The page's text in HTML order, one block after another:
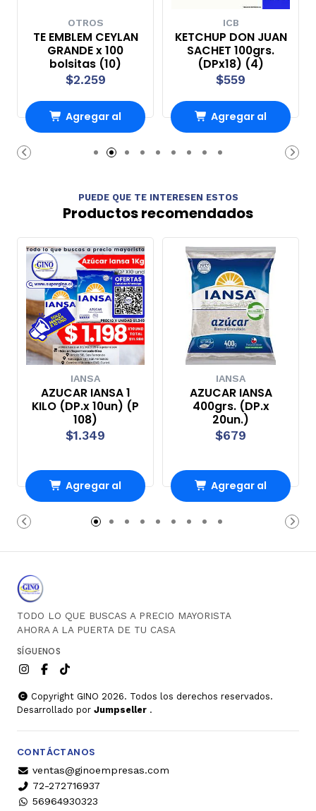
OTROS
TE EMBLEM CEYLAN
GRANDE x 100
bolsitas (10)
$2.259
Agregar al
Carro
ICB
KETCHUP DON JUAN
SACHET 100grs.
(DPx18) (4)
$559
Agregar al
Carro
PUEDE QUE TE INTERESEN ESTOS
Productos recomendados
IANSA
AZUCAR IANSA 1
KILO (DP.x 10un) (P
108)
$1.349
Agregar al
Carro
IANSA
AZUCAR IANSA
400grs. (DP.x
20un.)
$679
Agregar al
Carro
TODO LO QUE BUSCAS A PRECIO MAYORISTA
AHORA A LA PUERTA DE TU CASA
SÍGUENOS
Copyright GINO 2026. Todos los derechos reservados.
Desarrollado por Jumpseller .
CONTÁCTANOS
ventas@ginoempresas.com
72-272716937
56964930323